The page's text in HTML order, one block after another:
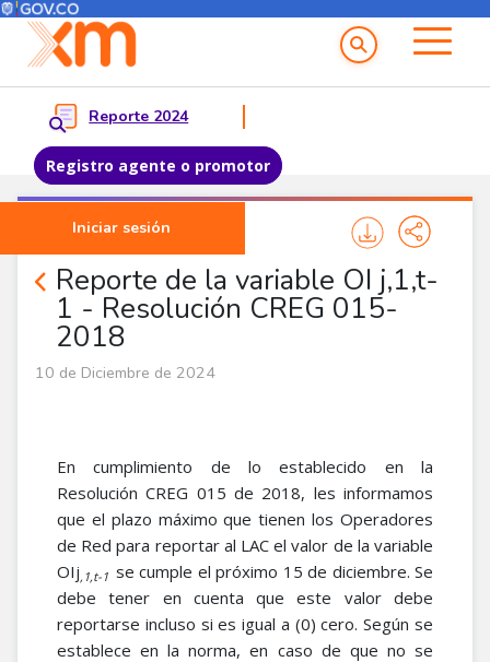
Pasar al contenido principal
Menú del Usuario
Reporte 2024
Registro agente o promotor
Iniciar sesión
Menu principal
Reporte de la variable OI j,1,t-
1 - Resolución CREG 015-
2018
Noticias Agentes
10 de Diciembre de 2024
En cumplimiento de lo establecido en la
Resolución CREG 015 de 2018, les informamos
que el plazo máximo que tienen los Operadores
de Red para reportar al LAC el valor de la variable
OIj,1,t-1 se cumple el próximo 15 de diciembre. Se
debe tener en cuenta que este valor debe
reportarse incluso si es igual a (0) cero. Según se
establece en la norma, en caso de que no se